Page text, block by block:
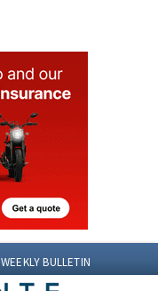
WEEKLY BULLETIN